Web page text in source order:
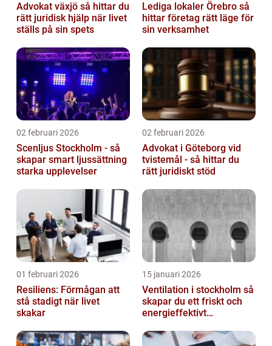
Advokat växjö så hittar du
rätt juridisk hjälp när livet
ställs på sin spets
Lediga lokaler Örebro så
hittar företag rätt läge för
sin verksamhet
02 februari 2026
Scenljus Stockholm - så
skapar smart ljussättning
starka upplevelser
02 februari 2026
Advokat i Göteborg vid
tvistemål - så hittar du
rätt juridiskt stöd
01 februari 2026
Resiliens: Förmågan att
stå stadigt när livet
skakar
15 januari 2026
Ventilation i stockholm så
skapar du ett friskt och
energieffektivt